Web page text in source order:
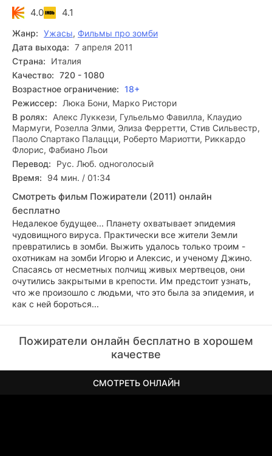
4.0 4.1
Жанр: Ужасы, Фильмы про зомби
Дата выхода: 7 апреля 2011
Страна:
Италия
Качество: 720 - 1080
Возрастное ограничение: 18+
Режиссер:
Люка Бони, Марко Ристори
В ролях:
Алекс Луккези, Гульельмо Фавилла, Клаудио
Мармуги, Розелла Элми, Элиза Ферретти, Стив Сильвестр,
Паоло Спартако Палацци, Роберто Мариотти, Риккардо
Флорис, Фабиано Льои
Перевод:
Рус. Люб. одноголосый
Время:
94 мин. / 01:34
Смотреть фильм Пожиратели (2011) онлайн
бесплатно
Недалекое будущее... Планету охватывает эпидемия
чудовищного вируса. Практически все жители Земли
превратились в зомби. Выжить удалось только троим -
охотникам на зомби Игорю и Алексис, и ученому Джино.
Спасаясь от несметных полчищ живых мертвецов, они
очутились закрытыми в крепости. Им предстоит узнать,
что же произошло с людьми, что это была за эпидемия, и
как с ней бороться...
Пожиратели онлайн бесплатно в хорошем
качестве
СМОТРЕТЬ ОНЛАЙН